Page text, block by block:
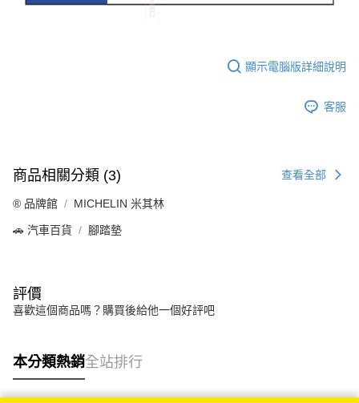
顯示電腦版詳細說明
客服
商品相關分類 (3) 查看全部
®️ 品牌館 MICHELIN 米其林
🚗 汽車百貨 腳踏墊
評價
喜歡這個商品嗎？購買後給他一個好評吧
本分類熱銷全站排行